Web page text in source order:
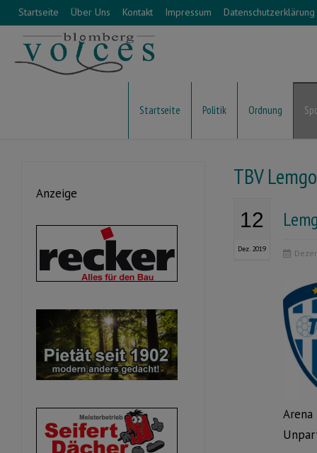
Startseite Über Uns Kontakt Impressum Datenschutzerklärung
Startseite Politik Ordnung
TBV Lemgo
12
Dez. 2019
Anzeige